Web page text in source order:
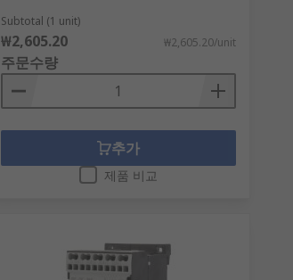
Subtotal (1 unit)
₩2,605.20 ₩2,605.20/unit
주문수량
추가
제품 비교